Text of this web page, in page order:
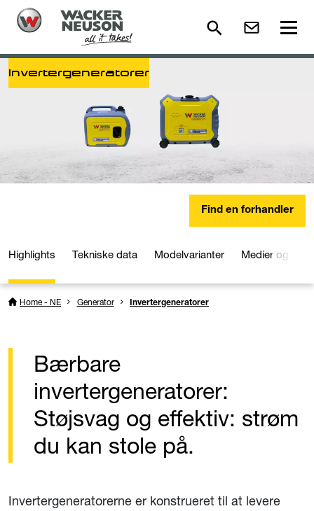
Invertergeneratorer
Find en forhandler
Highlights Tekniske data Modelvarianter Medier og
Home - NE Generator Invertergeneratorer
Bærbare
invertergeneratorer:
Støjsvag og effektiv: strøm
du kan stole på.
Invertergeneratorerne er konstrueret til at levere